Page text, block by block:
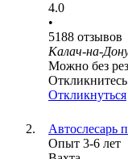
4.0
•
5188 отзывов
Калач-на-
Можно без
Откликнуться
Автослесарь
Опыт 3-6 лет